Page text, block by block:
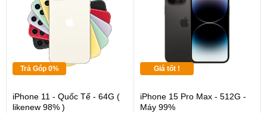
Trả Góp 0%
iPhone 11 - Quốc Tế - 64G (
likenew 98% )
Giá tốt !
iPhone 15 Pro Max - 512G -
Máy 99%